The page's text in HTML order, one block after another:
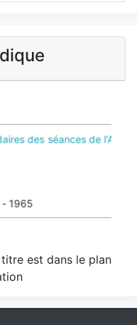
des séances de
1965
est dans le plan